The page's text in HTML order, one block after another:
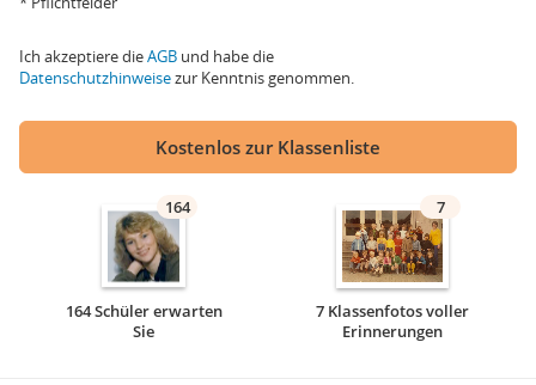
Ich akzeptiere dieAGB und habe die
Datenschutzhinweisezur Kenntnis genommen.
Kostenlos zur Klassenliste
164
164 Schüler erwarten
Sie
7
7 Klassenfotos voller
Erinnerungen